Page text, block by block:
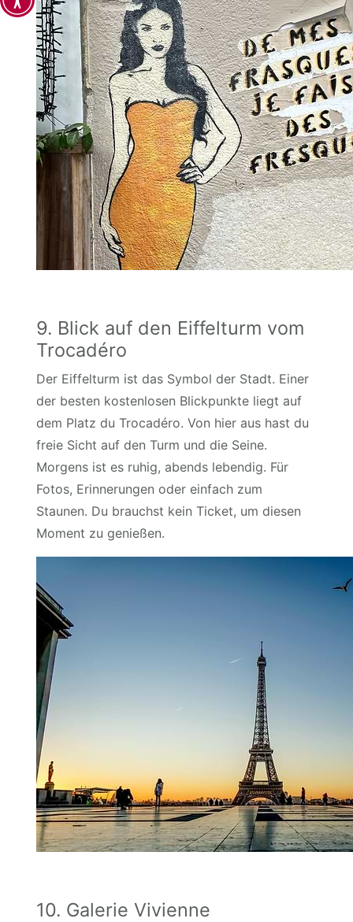
9. Blick auf den Eiffelturm vom
Trocadéro
Der Eiffelturm ist das Symbol der Stadt. Einer
der besten kostenlosen Blickpunkte liegt auf
dem Platz du Trocadéro. Von hier aus hast du
freie Sicht auf den Turm und die Seine.
Morgens ist es ruhig, abends lebendig. Für
Fotos, Erinnerungen oder einfach zum
Staunen. Du brauchst kein Ticket, um diesen
Moment zu genießen.
10. Galerie Vivienne